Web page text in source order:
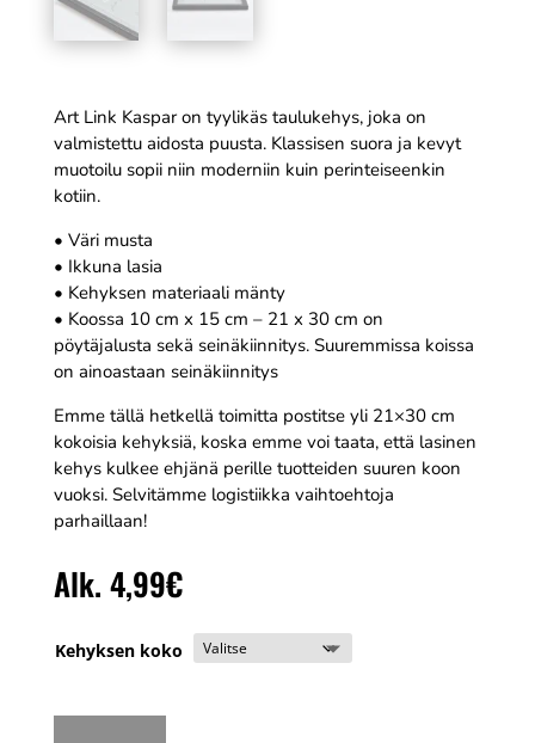
Art Link Kaspar on tyylikäs taulukehys, joka on
valmistettu aidosta puusta. Klassisen suora ja kevyt
muotoilu sopii niin moderniin kuin perinteiseenkin
kotiin.
• Väri musta
• Ikkuna lasia
• Kehyksen materiaali mänty
• Koossa 10 cm x 15 cm – 21 x 30 cm on
pöytäjalusta sekä seinäkiinnitys. Suuremmissa koissa
on ainoastaan seinäkiinnitys
Emme tällä hetkellä toimitta postitse yli 21×30 cm
kokoisia kehyksiä, koska emme voi taata, että lasinen
kehys kulkee ehjänä perille tuotteiden suuren koon
vuoksi. Selvitämme logistiikka vaihtoehtoja
parhaillaan!
Alk. 4,99€
Kehyksen koko